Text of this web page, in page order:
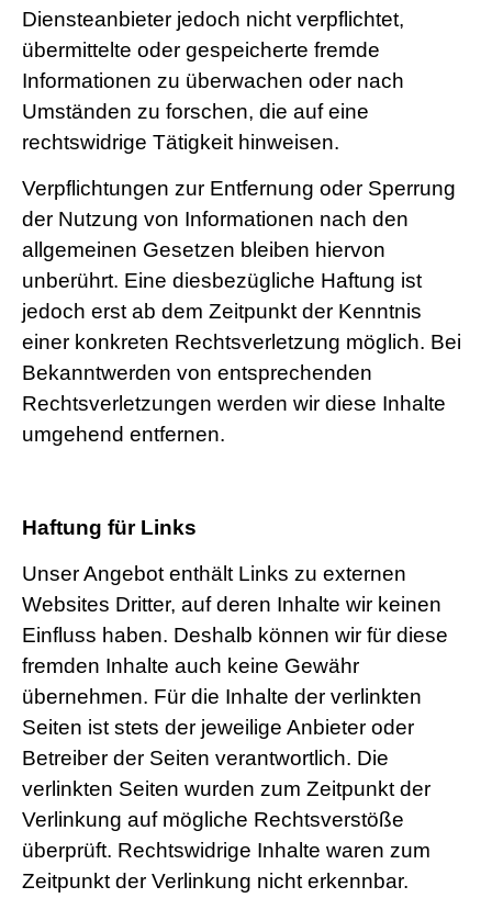
Diensteanbieter jedoch nicht verpflichtet,
übermittelte oder gespeicherte fremde
Informationen zu überwachen oder nach
Umständen zu forschen, die auf eine
rechtswidrige Tätigkeit hinweisen.
Verpflichtungen zur Entfernung oder Sperrung
der Nutzung von Informationen nach den
allgemeinen Gesetzen bleiben hiervon
unberührt. Eine diesbezügliche Haftung ist
jedoch erst ab dem Zeitpunkt der Kenntnis
einer konkreten Rechtsverletzung möglich. Bei
Bekanntwerden von entsprechenden
Rechtsverletzungen werden wir diese Inhalte
umgehend entfernen.
Haftung für Links
Unser Angebot enthält Links zu externen
Websites Dritter, auf deren Inhalte wir keinen
Einfluss haben. Deshalb können wir für diese
fremden Inhalte auch keine Gewähr
übernehmen. Für die Inhalte der verlinkten
Seiten ist stets der jeweilige Anbieter oder
Betreiber der Seiten verantwortlich. Die
verlinkten Seiten wurden zum Zeitpunkt der
Verlinkung auf mögliche Rechtsverstöße
überprüft. Rechtswidrige Inhalte waren zum
Zeitpunkt der Verlinkung nicht erkennbar.